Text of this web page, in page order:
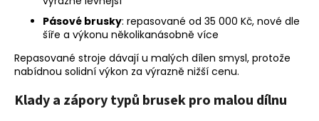
Pásové brusky: repasované od 35 000 Kč, nové dle
šíře a výkonu několikanásobně více
Repasované stroje dávají u malých dílen smysl, protože
nabídnou solidní výkon za výrazně nižší cenu.
Klady a zápory typů brusek pro malou dílnu